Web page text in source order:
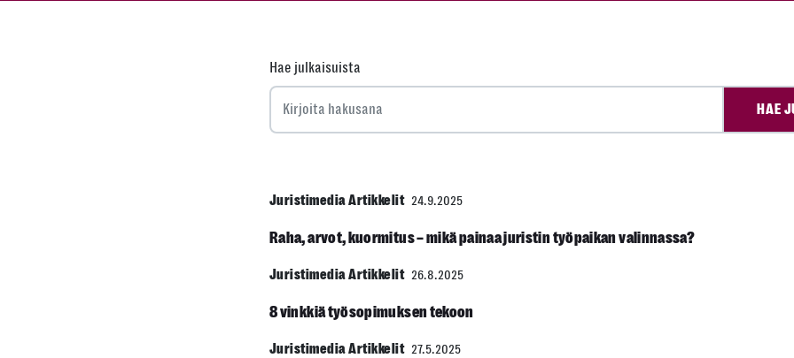
Hae julkaisuista
HAE
Juristimedia Artikkelit 24.9.2025
Raha, arvot, kuormitus – mikä painaa juristin työpaikan valinnassa?
Juristimedia Artikkelit 26.8.2025
8 vinkkiä työsopimuksen tekoon
Juristimedia Artikkelit 27.5.2025